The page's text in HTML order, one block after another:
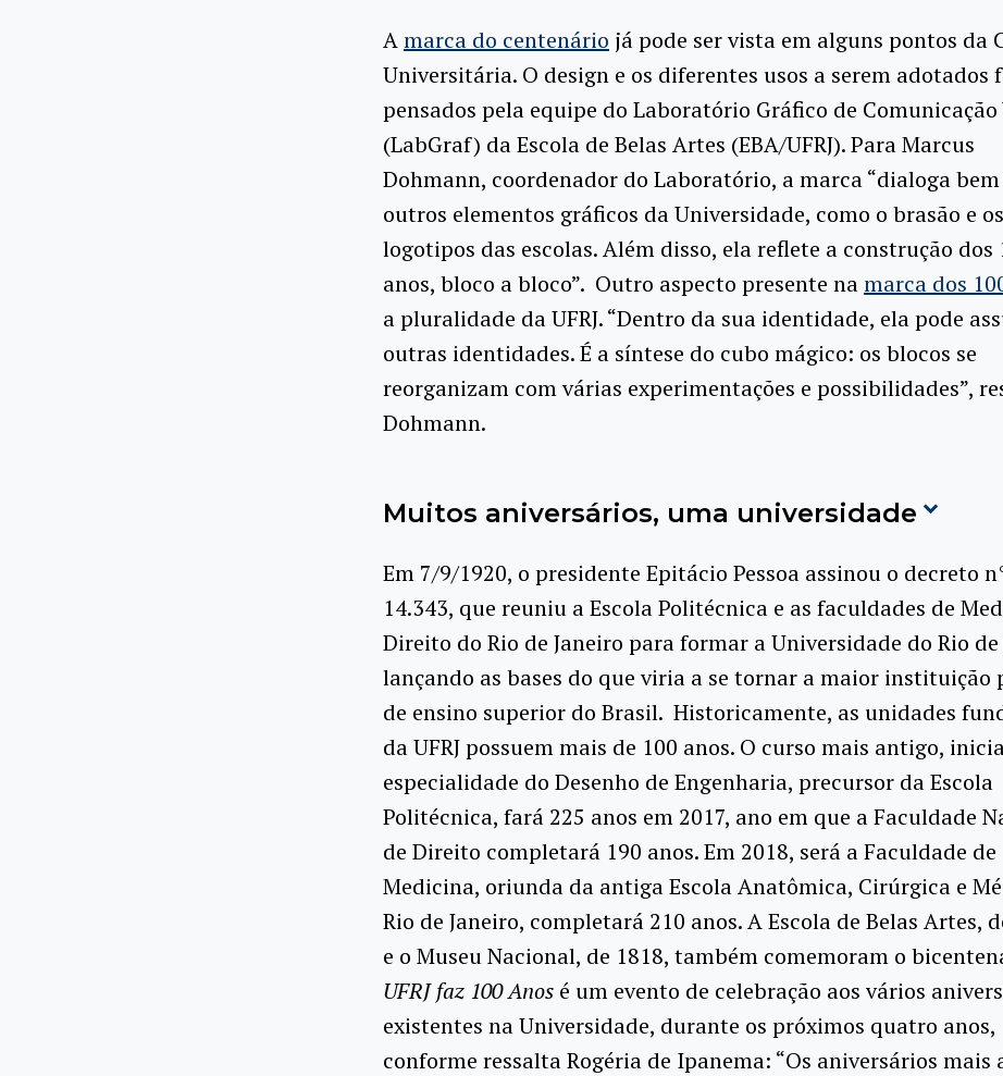
Amarca do centenário já pode ser vista em alguns pontos da
Universitária. O design e os diferentes usos a serem adotados
pensados pela equipe do Laboratório Gráfico de
(LabGraf) da Escola de Belas Artes (EBA/UFRJ). Para Marcus
Dohmann, coordenador do Laboratório, a marca “dialoga
outros elementos gráficos da Universidade, como o brasão e os
logotipos das escolas. Além disso, ela reflete a construção dos
anos, bloco a bloco”. Outro aspecto presente namarca dos
a pluralidade da UFRJ. “Dentro da sua identidade, ela pode
outras identidades. É a síntese do cubo mágico: os blocos se
reorganizam com várias experimentações e possibilidades”,
Dohmann.
Muitos aniversários, uma universidade
Em 7/9/1920, o presidente Epitácio Pessoa assinou o decreto
14.343, que reuniu a Escola Politécnica e as faculdades de
Direito do Rio de Janeiro para formar a Universidade do Rio de
lançando as bases do que viria a se tornar a maior instituição
de ensino superior do Brasil. Historicamente, as unidades
da UFRJ possuem mais de 100 anos. O curso mais antigo,
especialidade do Desenho de Engenharia, precursor da Escola
Politécnica, fará 225 anos em 2017, ano em que a Faculdade
de Direito completará 190 anos. Em 2018, será a Faculdade de
Medicina, oriunda da antiga Escola Anatômica, Cirúrgica e
Rio de Janeiro, completará 210 anos. A Escola de Belas Artes,
e o Museu Nacional, de 1818, também comemoram o
UFRJ faz 100 Anos é um evento de celebração aos vários
existentes na Universidade, durante os próximos quatro anos,
conforme ressalta Rogéria de Ipanema: “Os aniversários mais